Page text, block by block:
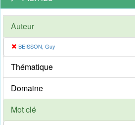
Auteur
BEISSON, Guy
Thématique
Domaine
Mot clé